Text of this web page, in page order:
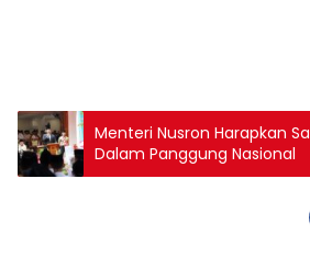
Menteri Nusron Harapkan
Dalam Panggung Nasional